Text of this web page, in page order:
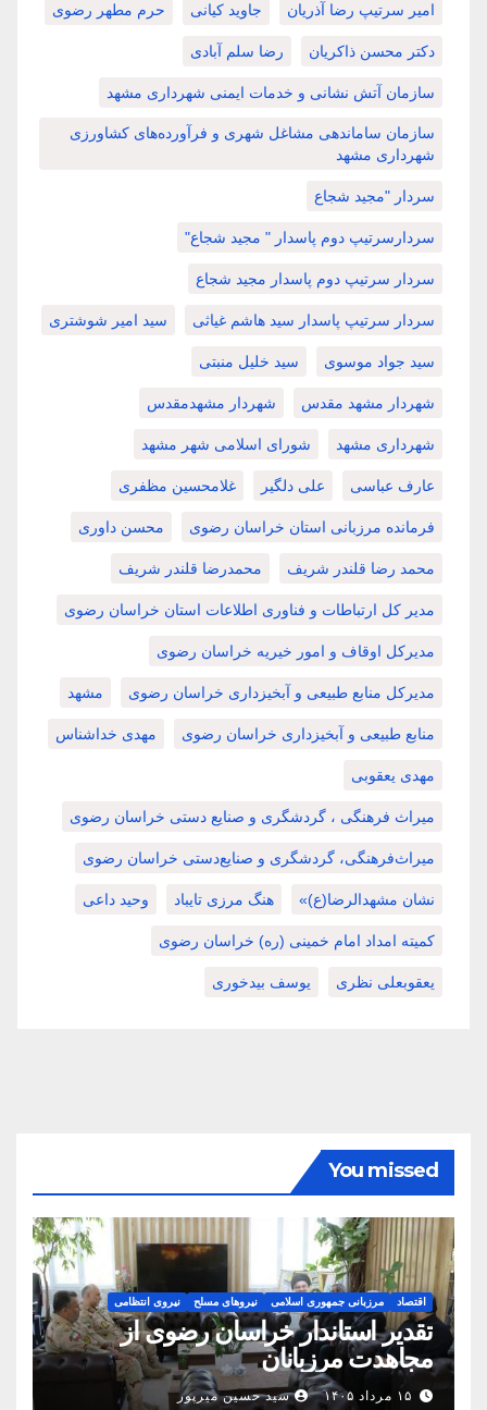
امیر سرتیپ رضا آذریان جاوید کیانی حرم مطهر رضوی
دکتر محسن ذاکریان رضا سلم آبادی
سازمان آتش نشانی و خدمات ایمنی شهرداری مشهد
سازمان ساماندهی مشاغل شهری و فرآورده‌های کشاورزی
شهرداری مشهد
سردار "مجید شجاع
سردارسرتیپ دوم پاسدار " مجید شجاع"
سردار سرتیپ دوم پاسدار مجید شجاع
سردار سرتیپ پاسدار سید هاشم غیاثی سید امیر شوشتری
سید جواد موسوی سید خلیل منبتی
شهردار مشهد مقدس شهردار مشهدمقدس
شهرداری مشهد شورای اسلامی شهر مشهد
عارف عباسی علی دلگیر غلامحسین مظفری
فرمانده مرزبانی استان خراسان رضوی محسن داوری
محمد رضا قلندر شریف محمدرضا قلندر شریف
مدیر کل ارتباطات و فناوری اطلاعات استان خراسان رضوی
مدیرکل اوقاف و امور خیریه خراسان رضوی
مدیرکل منابع طبیعی و آبخیزداری خراسان رضوی مشهد
منابع طبیعی و آبخیزداری خراسان رضوی مهدی خداشناس
مهدی یعقوبی
میراث فرهنگی ، گردشگری و صنایع دستی خراسان رضوی
میراث‌فرهنگی، گردشگری و صنایع‌دستی خراسان رضوی
نشان مشهدالرضا(ع)» هنگ مرزی تایباد وحید داعی
کمیته امداد امام خمینی (ره) خراسان رضوی
یعقوبعلی نظری یوسف بیدخوری
You missed
اقتصاد مرزبانی جمهوری اسلامی نیروهای مسلح نیروی انتظامی
تقدیر استاندار خراسان رضوی از
مجاهدت مرزبانان
۱۵ مرداد ۱۴۰۵ سید حسین میرپور